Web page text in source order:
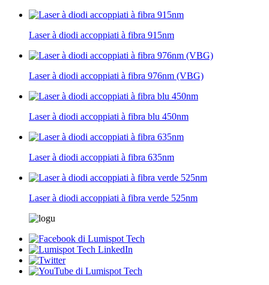
Laser à diodi accoppiati à fibra 915nm
Laser à diodi accoppiati à fibra 976nm (VBG)
Laser à diodi accoppiati à fibra blu 450nm
Laser à diodi accoppiati à fibra 635nm
Laser à diodi accoppiati à fibra verde 525nm